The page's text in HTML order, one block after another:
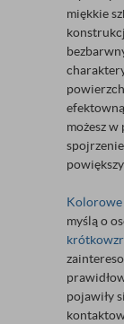
miękkie
możesz
Kolorowe
myślą o
pojawiły